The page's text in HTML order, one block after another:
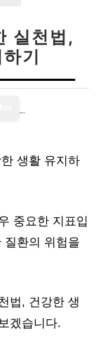
실천법,
기
생활 유지하
중요한 지표입
질환의 위험을
법, 건강한 생
겠습니다.